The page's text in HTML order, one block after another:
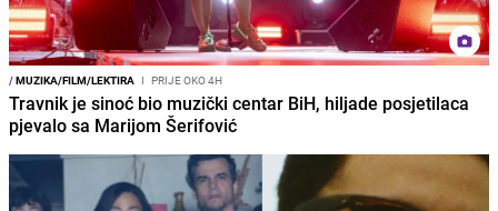
/MUZIKA/FILM/LEKTIRA I PRIJE OKO 4H
Travnik je sinoć bio muzički centar BiH, hiljade posjetilaca
pjevalo sa Marijom Šerifović